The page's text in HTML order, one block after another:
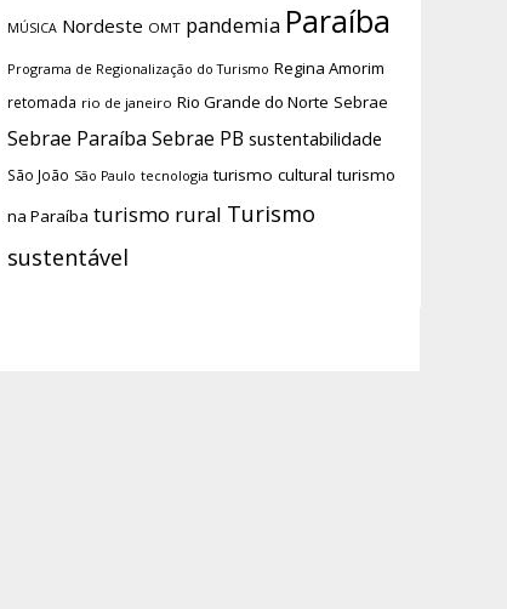
MÚSICA Nordeste OMT pandemia Paraíba
Programa de Regionalização do Turismo Regina Amorim
retomada rio de janeiro Rio Grande do Norte Sebrae
Sebrae Paraíba Sebrae PB sustentabilidade
São João São Paulo tecnologia turismo cultural turismo
na Paraíba turismo rural Turismo
sustentável